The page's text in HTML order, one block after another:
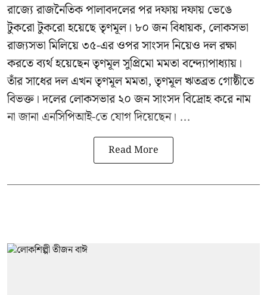
রাজ্যে রাজনৈতিক পালাবদলের পর দফায় দফায় ভেঙে
টুকরো টুকরো হয়েছে তৃণমূল। ৮০ জন বিধায়ক, লোকসভা
রাজ্যসভা মিলিয়ে ৩৫-এর ওপর সাংসদ নিয়েও দল রক্ষা
করতে ব্যর্থ হয়েছেনতৃণমূল সুপ্রিমো মমতা বন্দ্যোপাধ্যায়।
তাঁর সাধের দল এখন তৃণমূল মমতা, তৃণমূল ঋতব্রত গোষ্ঠীতে
বিভক্ত। দলের লোকসভার ২০ জন সাংসদ বিদ্রোহ করে নাম
না জানা এনসিপিআই-তে যোগ দিয়েছেন। ...
Read More